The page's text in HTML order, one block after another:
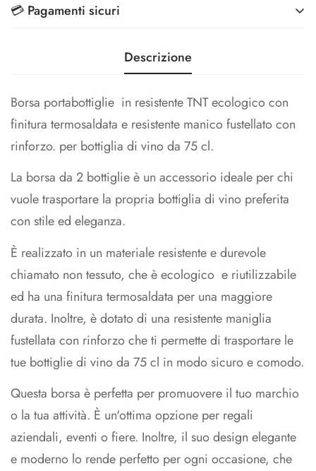
💳 Pagamenti sicuri
Effettua i pagamenti in totale sicurezza, grazie ai
metodi di pagamento più sicuri sul mercato
Descrizione
Borsa portabottiglie in resistente TNT ecologico con
finitura termosaldata e resistente manico fustellato con
rinforzo. per bottiglia di vino da 75 cl.
La borsa da 2 bottiglie è un accessorio ideale per chi
vuole trasportare la propria bottiglia di vino preferita
con stile ed eleganza.
È realizzato in un materiale resistente e durevole
chiamato non tessuto, che è ecologico e riutilizzabile
ed ha una finitura termosaldata per una maggiore
durata. Inoltre, è dotato di una resistente maniglia
fustellata con rinforzo che ti permette di trasportare le
tue bottiglie di vino da 75 cl in modo sicuro e comodo.
Questa borsa è perfetta per promuovere il tuo marchio
o la tua attività. È un'ottima opzione per regali
aziendali, eventi o fiere. Inoltre, il suo design elegante
e moderno lo rende perfetto per ogni occasione, che